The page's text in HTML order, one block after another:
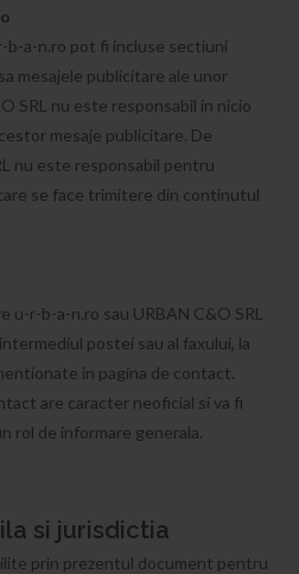
a-n.ro pot fi incluse sectiuni
mesajele publicitare ale unor
SRL nu este responsabil in nicio
mesaje publicitare. De
nu este responsabil pentru
se face trimitere din continutul
r-b-a-n.ro sau URBAN C&O SRL
postei sau al faxului, la
in pagina de contact.
are caracter neoficial si va fi
rol de informare generala.
si jurisdictia
prin prezentul document pentru